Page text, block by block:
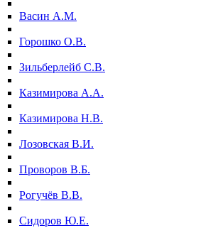
Васин А.М.
Горошко О.В.
Зильберлейб С.В.
Казимирова А.А.
Казимирова Н.В.
Лозовская В.И.
Проворов В.Б.
Рогучёв В.В.
Сидоров Ю.Е.